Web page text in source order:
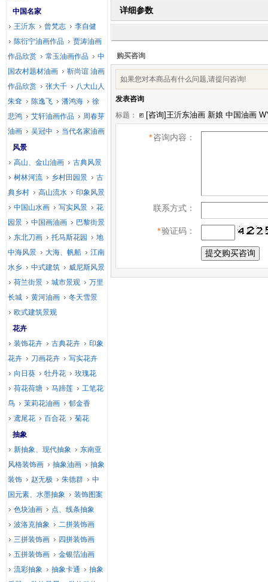
详细参数
购买咨询
如果您对本商品有什么问题,请提问咨询!
发表咨询
标题：
*咨询内容：
联系方式：
*验证码：
中国名家
王沂东
曾梵志
李自健
陈衍宁油画作品
贾涛油画
作品欣赏
常玉油画作品
中
国农村题材油画
靳尚谊 油画
作品欣赏
张大千
八大山人
朱耷
陈逸飞 潘鸿海
徐
悲鸿
艾轩油画作品
周春芽
油画
吴冠中
当代名家油画
风景
高山、金山油画
古典风景
树林河流
乡村田园景
古
典乡村
高山流水
印象风景
中国山水画
写实风景
花
园景
中国画油画
巴黎街景
东北刀画
托马斯花园
地
中海风景
大海、帆船
江南
水乡
中式建筑
威尼斯风景
荷兰街景
城市景观
万里
长城
黄河油画
冬天雪景
欧式建筑景观
花卉
装饰花卉
古典花卉
印象
花卉
刀画花卉
写实花卉
向日葵
牡丹花
玫瑰花
荷花荷塘
马蹄莲
工笔花
鸟
茉莉花油画
郁金香
鸢尾花
百合花
菊花
抽象
新抽象、现代抽象
东南亚
风格装饰画
抽象油画
抽象
装饰
赵无极 朱德群
中
国元素、水墨抽象
装饰图案
色块油画
点、线条抽象
波洛克抽象
二拼装饰画
三拼装饰画
四拼装饰画
五拼装饰画
金银箔油画
流彩抽象
抽象卡通
抽象